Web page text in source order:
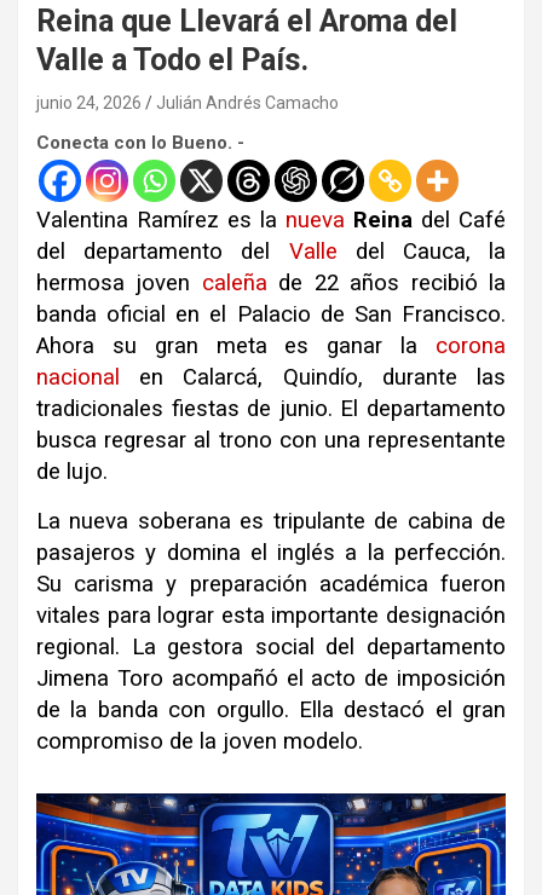
Reina que Llevará el Aroma del
Valle a Todo el País.
junio 24, 2026 Julián Andrés Camacho
Conecta con lo Bueno. -
Valentina Ramírez es la nueva Reina del Café
del departamento del Valle del Cauca, la
hermosa joven caleña de 22 años recibió la
banda oficial en el Palacio de San Francisco.
Ahora su gran meta es ganar la corona
nacional
en Calarcá, Quindío, durante las
tradicionales fiestas de junio. El departamento
busca regresar al trono con una representante
de lujo.
La nueva soberana es tripulante de cabina de
pasajeros y domina el inglés a la perfección.
Su carisma y preparación académica fueron
vitales para lograr esta importante designación
regional. La gestora social del departamento
Jimena Toro acompañó el acto de imposición
de la banda con orgullo. Ella destacó el gran
compromiso de la joven modelo.